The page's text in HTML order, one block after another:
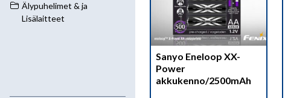
Älypuhelimet & ja
Lisälaitteet
Sanyo Eneloop XX-
Power
akkukenno/2500mAh